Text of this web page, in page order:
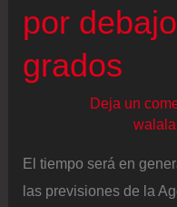
en
Cáceres
y
por
grados
Deja un
El tiempo será en
las previsiones de la